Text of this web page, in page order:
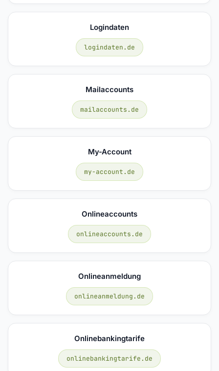
Logindaten
logindaten.de
Mailaccounts
mailaccounts.de
My-Account
my-account.de
Onlineaccounts
onlineaccounts.de
Onlineanmeldung
onlineanmeldung.de
Onlinebankingtarife
onlinebankingtarife.de